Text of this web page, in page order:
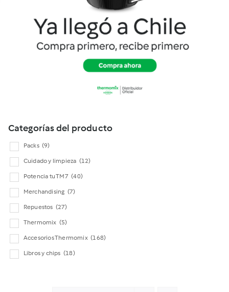
Cookidoo
Categorías del producto
Packs (9)
Cuidado y limpieza (12)
Potencia tu TM7 (40)
Merchandising (7)
Repuestos (27)
Thermomix (5)
Accesorios Thermomix (168)
Libros y chips (18)